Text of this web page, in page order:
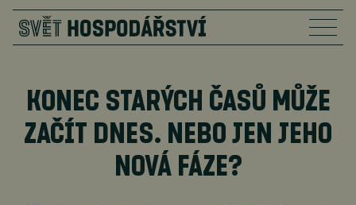
KONEC STARÝCH ČASŮ MŮŽE
ZAČÍT DNES. NEBO JEN JEHO
NOVÁ FÁZE?